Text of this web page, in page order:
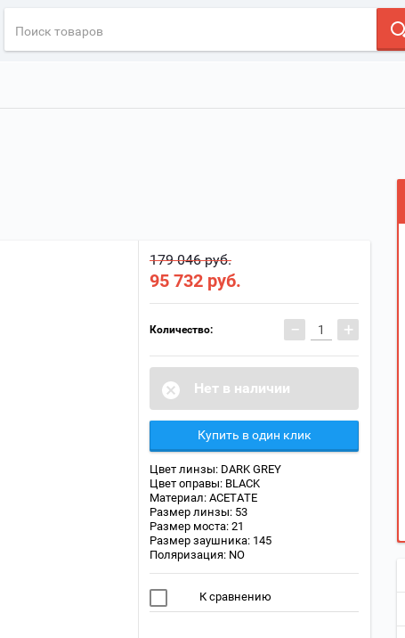
179 046 руб.
95 732 руб.
Количество: − +
Нет в наличии
Купить в один клик
Цвет линзы: DARK GREY
Цвет оправы: BLACK
Материал: ACETATE
Размер линзы: 53
Размер моста: 21
Размер заушника: 145
Поляризация: NO
К сравнению